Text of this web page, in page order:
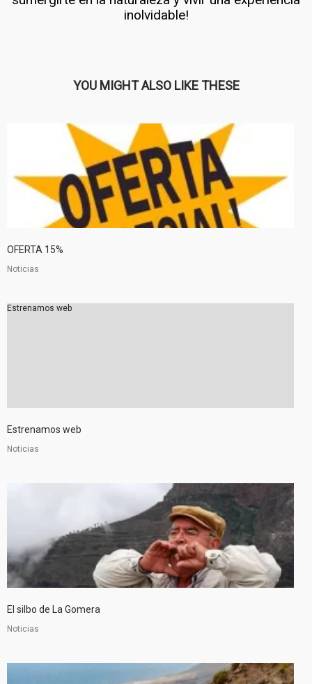
inolvidable!
YOU MIGHT ALSO LIKE THESE
OFERTA 15%
Noticias
Estrenamos web
Estrenamos web
Noticias
El silbo de La Gomera
Noticias